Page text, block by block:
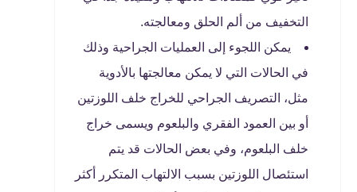
التخفيف من ألم الحلق ومعالجته.
يمكن اللجوء إلى العمليات الجراحية وذلك
في الحالات التي لا يمكن معالجتها بالأدوية
مثل، التصريف الجراحي للخراج خلف اللوزتين
أو بين العمود الفقري والبلعوم ويسمى خراج
خلف البلعوم، وفي بعض الحالات قد يتم
استئصال اللوزتين بسبب الالتهاب المتكرر أكثر